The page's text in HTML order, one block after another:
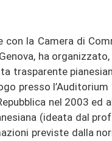
la Camera di
ha
trasparente
presso l’Auditorium
nel 2003 ed
(ideata dal
previste dalla